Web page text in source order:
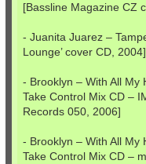
[Bassline Magazine CZ
- Juanita Juarez –
Lounge’ cover CD, 2004]
- Brooklyn – With All My
Take Control Mix CD –
Records 050, 2006]
- Brooklyn – With All My
Take Control Mix CD –